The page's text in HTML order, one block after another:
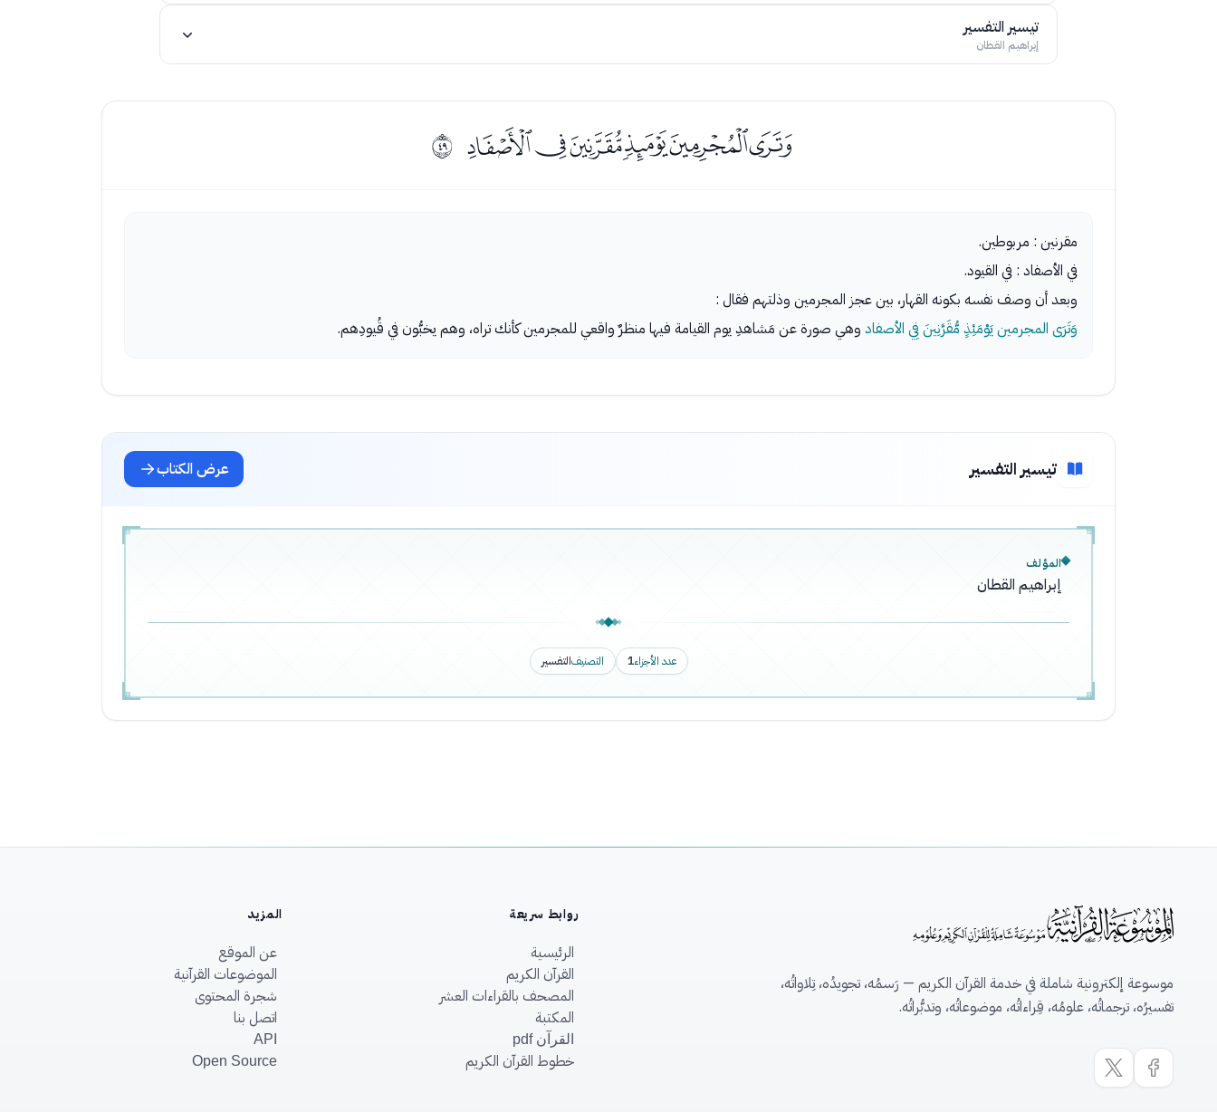
تيسير التفسير
إبراهيم القطان
ﮭﮮﮯﮰﮱﯓ ﰰ
مقرنين : مربوطين.
في الأصفاد : في القيود.
وبعد أن وصف نفسه بكونه القهار، بين عجز المجرمين وذلتهم فقال :
وَتَرَى المجرمين يَوْمَئِذٍ مُّقَرَّنِينَ فِي الأصفاد وهي صورة عن مَشاهدِ يوم القيامة فيها منظرٌ واقعي للمجرمين كأنك تراه، وهم يخبُّون في قُيودِهم.
تيسير التفسير عرض الكتاب
المؤلف
إبراهيم القطان
عدد الأجزاء1 التصنيفالتفسير
موسوعة إلكترونية شاملة في خدمة القرآن الكريم — رَسمُه، تجويدُه، تِلاواتُه،
تفسيرُه، ترجماتُه، علومُه، قِراءاتُه، موضوعاتُه، وتدبُّراتُه.
روابط سريعة
الرئيسية
القرآن الكريم
المصحف بالقراءات العشر
المكتبة
القرآن pdf
خطوط القرآن الكريم
المزيد
عن الموقع
الموضوعات القرآنية
شجرة المحتوى
اتصل بنا
API
Open Source